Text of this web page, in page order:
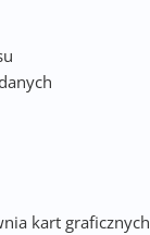
kart graficznych